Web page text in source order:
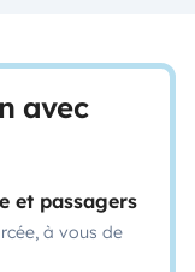
avec
et passagers
à vous de